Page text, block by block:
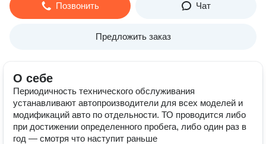
Позвонить Чат
Предложить заказ
О себе
Периодичность технического обслуживания
устанавливают автопроизводители для всех моделей и
модификаций авто по отдельности. ТО проводится либо
при достижении определенного пробега, либо один раз в
год — смотря что наступит раньше